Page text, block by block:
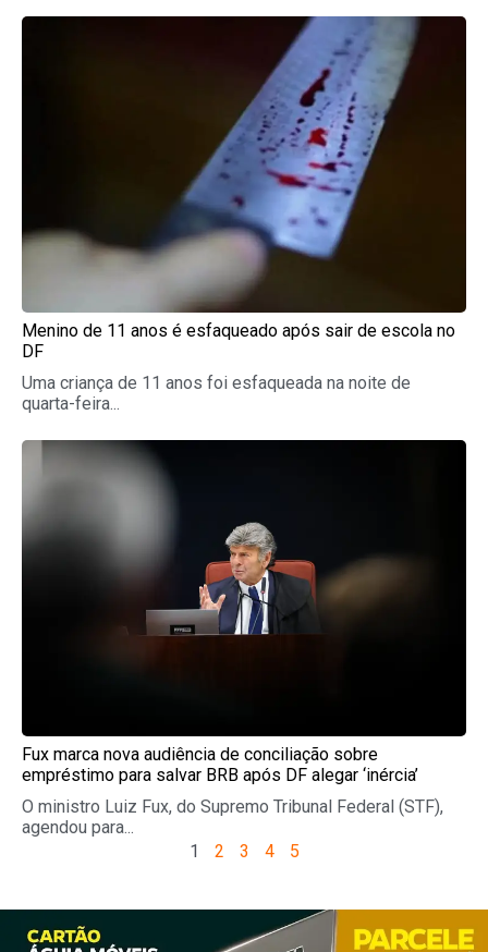
Menino de 11 anos é esfaqueado após sair de escola no
DF
Uma criança de 11 anos foi esfaqueada na noite de
quarta-feira...
Fux marca nova audiência de conciliação sobre
empréstimo para salvar BRB após DF alegar ‘inércia’
O ministro Luiz Fux, do Supremo Tribunal Federal (STF),
agendou para...
1 2 3 4 5